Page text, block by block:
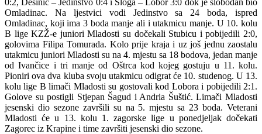
Omladinac. Na ljestvici vodi Jedinstvo sa 24 boda, ispred
Omladinac, koji ima 3 boda manje ali i utakmicu manje. U 10. kolu
B lige KZŽ-e juniori Mladosti su dočekali Stubicu i pobijedili 2:0,
golovima Filipa Tomurada. Kolo prije kraja i uz još jednu zaostalu
utakmicu juniori Mladosti su na 4. mjestu sa 18 bodova, jedan manje
od Ivančice i tri manje od Oštrca kod kojeg gostuju u 11. kolu.
Pioniri ova dva kluba svoju utakmicu odigrat će 10. studenog. U 13.
kolu lige B limači Mladosti su gostovali kod Lobora i pobijedili 2:1.
Golove su postigli Stjepan Šagud i Andria Šuštić. Limači Mladosti
jesenski dio sezone završili su na 5. mjestu sa 23 boda. Veterani
Mladosti će u 13. kolu 1. zagorske lige u ponedjeljak dočekati
Zagorec iz Krapine i time završiti jesenski dio sezone.